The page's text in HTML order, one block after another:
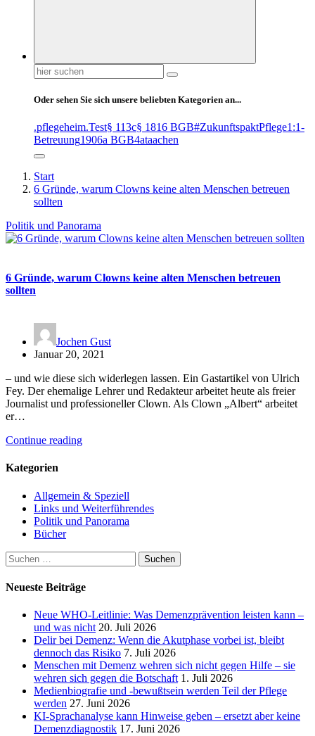
Suchen
nach:
Oder sehen Sie sich unsere beliebten Kategorien an...
.pflegeheim.Test§ 113c§ 1816 BGB#ZukunftspaktPflege1:1-
Betreuung1906a BGB4ataachen
Start
6 Gründe, warum Clowns keine alten Menschen betreuen
sollten
Politik und Panorama
6 Gründe, warum Clowns keine alten Menschen betreuen
sollten
Jochen Gust
Januar 20, 2021
– und wie diese sich widerlegen lassen. Ein Gastartikel von Ulrich
Fey. Der ehemalige Lehrer und Redakteur arbeitet heute als freier
Journalist und professioneller Clown. Als Clown „Albert“ arbeitet
er…
Continue reading
Kategorien
Allgemein & Speziell
Links und Weiterführendes
Politik und Panorama
Bücher
Suchen
nach:
Neueste Beiträge
Neue WHO-Leitlinie: Was Demenzprävention leisten kann –
und was nicht 20. Juli 2026
Delir bei Demenz: Wenn die Akutphase vorbei ist, bleibt
dennoch das Risiko 7. Juli 2026
Menschen mit Demenz wehren sich nicht gegen Hilfe – sie
wehren sich gegen die Botschaft 1. Juli 2026
Medienbiografie und -bewußtsein werden Teil der Pflege
werden 27. Juni 2026
KI-Sprachanalyse kann Hinweise geben – ersetzt aber keine
Demenzdiagnostik 17. Juni 2026